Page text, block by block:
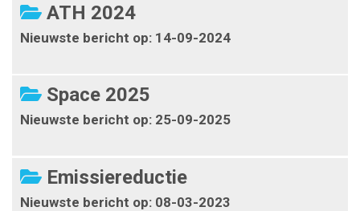
ATH 2024
Nieuwste bericht op: 14-09-2024
Space 2025
Nieuwste bericht op: 25-09-2025
Emissiereductie
Nieuwste bericht op: 08-03-2023